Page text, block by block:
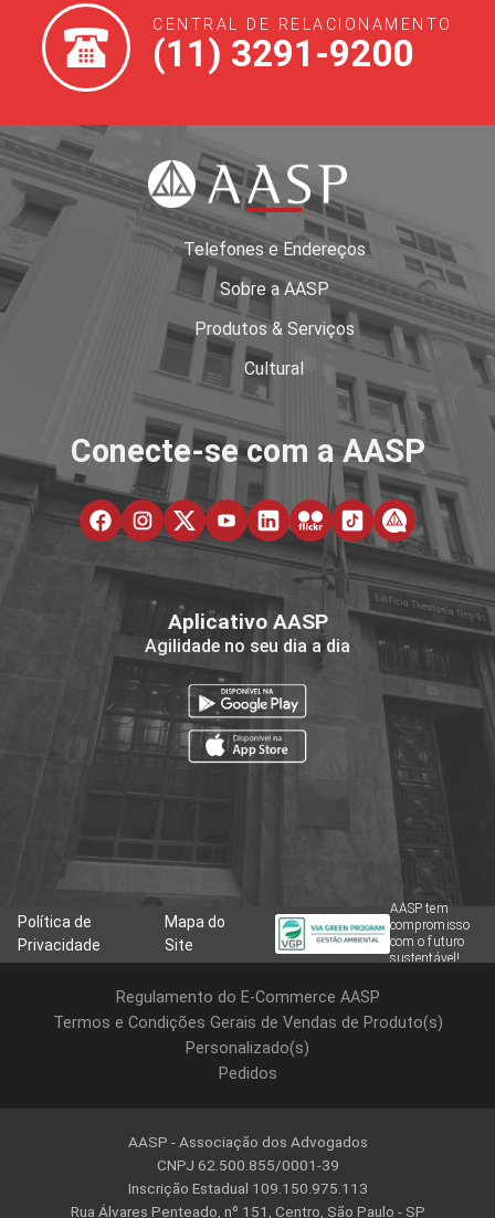
CENTRAL DE RELACIONAMENTO
(11) 3291-9200
Telefones e Endereços
Sobre a AASP
Produtos & Serviços
Cultural
Conecte-se com a AASP
Aplicativo AASP
Agilidade no seu dia a dia
Política de
Privacidade
Mapa do
Site
AASP tem
compromisso
com o futuro
sustentável!
Regulamento do E-Commerce AASP
Termos e Condições Gerais de Vendas de Produto(s)
Personalizado(s)
Pedidos
AASP - Associação dos Advogados
CNPJ 62.500.855/0001-39
Inscrição Estadual 109.150.975.113
Rua Álvares Penteado, nº 151, Centro, São Paulo - SP